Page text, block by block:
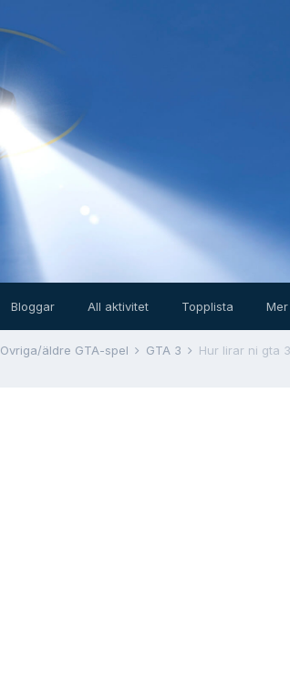
Bloggar All aktivitet Topplista Mer
Övriga/äldre GTA-spel GTA 3 Hur lirar ni gta